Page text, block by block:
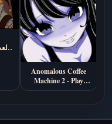
Anomalous Coffee
Machine 2 - Play
Online Free